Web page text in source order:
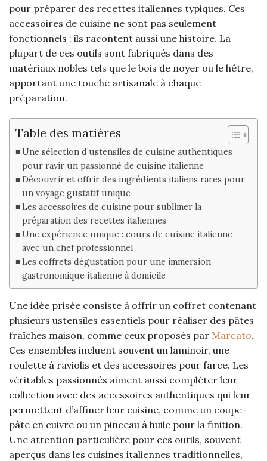
pour préparer des recettes italiennes typiques. Ces
accessoires de cuisine ne sont pas seulement
fonctionnels : ils racontent aussi une histoire. La
plupart de ces outils sont fabriqués dans des
matériaux nobles tels que le bois de noyer ou le hêtre,
apportant une touche artisanale à chaque
préparation.
Table des matières
Une sélection d’ustensiles de cuisine authentiques
pour ravir un passionné de cuisine italienne
Découvrir et offrir des ingrédients italiens rares pour
un voyage gustatif unique
Les accessoires de cuisine pour sublimer la
préparation des recettes italiennes
Une expérience unique : cours de cuisine italienne
avec un chef professionnel
Les coffrets dégustation pour une immersion
gastronomique italienne à domicile
Une idée prisée consiste à offrir un coffret contenant
plusieurs ustensiles essentiels pour réaliser des pâtes
fraîches maison, comme ceux proposés par Marcato.
Ces ensembles incluent souvent un laminoir, une
roulette à raviolis et des accessoires pour farce. Les
véritables passionnés aiment aussi compléter leur
collection avec des accessoires authentiques qui leur
permettent d’affiner leur cuisine, comme un coupe-
pâte en cuivre ou un pinceau à huile pour la finition.
Une attention particulière pour ces outils, souvent
aperçus dans les cuisines italiennes traditionnelles,